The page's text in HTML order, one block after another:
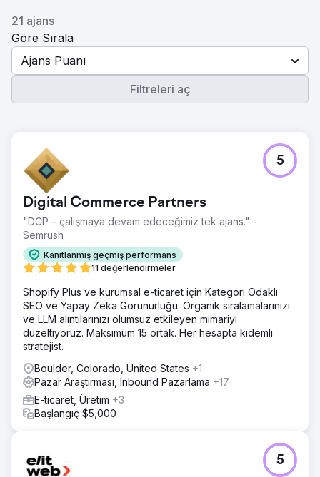
21 ajans
Göre Sırala
Ajans Puanı
Filtreleri aç
Digital Commerce Partners
"DCP – çalışmaya devam edeceğimiz tek ajans." -
Semrush
Kanıtlanmış geçmiş performans
11 değerlendirmeler
5
Shopify Plus ve kurumsal e-ticaret için Kategori Odaklı
SEO ve Yapay Zeka Görünürlüğü. Organik sıralamalarınızı
ve LLM alıntılarınızı olumsuz etkileyen mimariyi
düzeltiyoruz. Maksimum 15 ortak. Her hesapta kıdemli
stratejist.
Boulder, Colorado, United States +1
Pazar Araştırması, Inbound Pazarlama +17
E-ticaret, Üretim +3
Başlangıç $5,000
5